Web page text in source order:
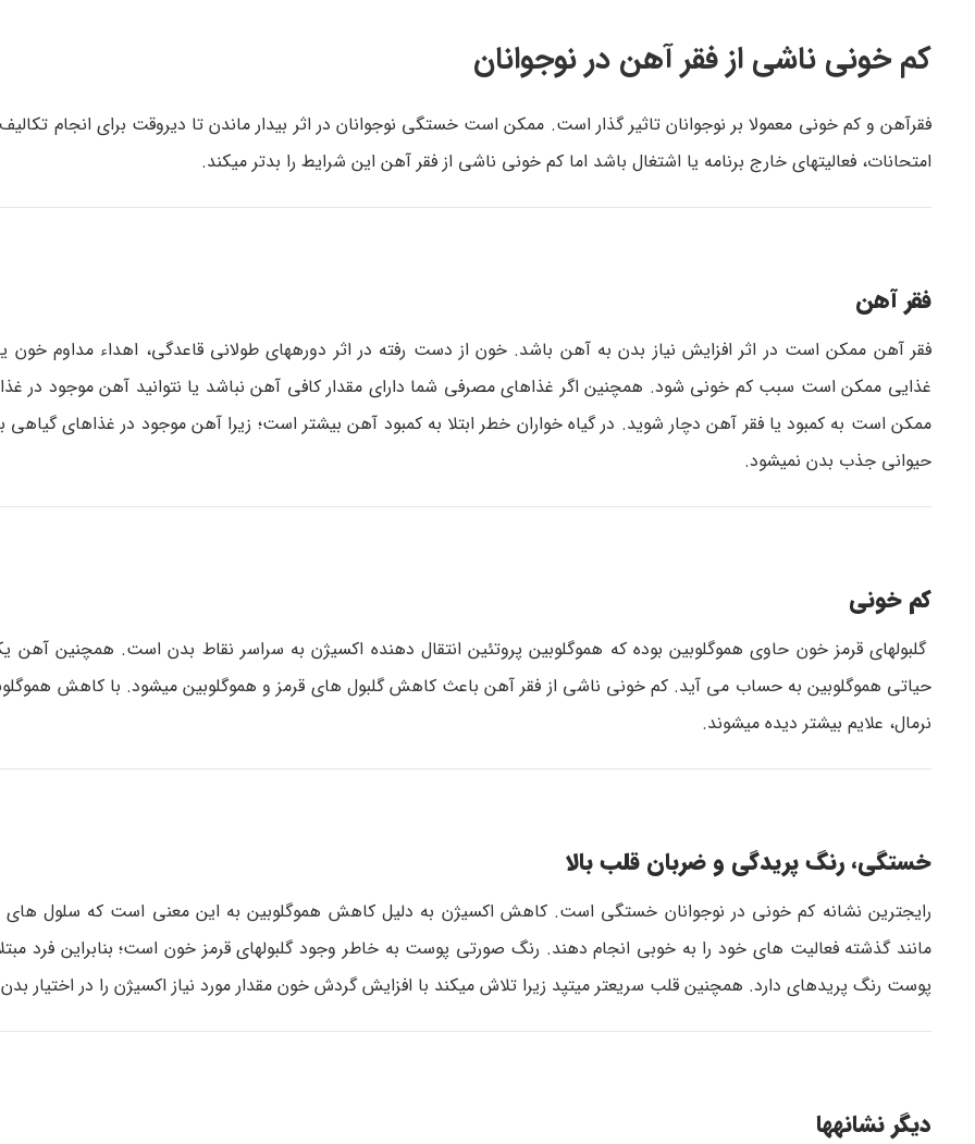
کم خونی ناشی از فقر آهن در نوجوانان
فقرآهن و کم خونی معمولا بر نوجوانان تاثیر گذار است. ممکن است خستگی نوجوانان در اثر بیدار ماندن تا دیروقت برای انجام
امتحانات، فعالیت­های خارج برنامه یا اشتغال باشد اما کم خونی ناشی از فقر آهن این شرایط را بدتر می­کند.
فقر آهن
فقر آهن ممکن است در اثر افزایش نیاز بدن به آهن باشد. خون از دست رفته در اثر دوره­های طولانی قاعدگی، اهداء مداوم خون
غذایی ممکن است سبب کم خونی شود. همچنین اگر غذاهای مصرفی شما دارای مقدار کافی آهن نباشد یا نتوانید آهن موجود در
ممکن است به کمبود یا فقر آهن دچار شوید. در گیاه خواران خطر ابتلا به کمبود آهن بیشتر است؛ زیرا آهن موجود در غذاهای گیاهی
حیوانی جذب بدن نمی­شود.
کم خونی
گلبول­های قرمز خون حاوی هموگلوبین بوده که هموگلوبین پروتئین انتقال دهنده اکسیژن به سراسر نقاط بدن است. همچنین آهن
حیاتی هموگلوبین به حساب می آید. کم خونی ناشی از فقر آهن باعث کاهش گلبول های قرمز و هموگلوبین می­شود. با کاهش
نرمال، علایم بیشتر دیده می­شوند.
خستگی، رنگ پریدگی و ضربان قلب بالا
رایج­ترین نشانه کم خونی در نوجوانان خستگی است. کاهش اکسیژن به دلیل کاهش هموگلوبین به این معنی است که سلول های
مانند گذشته فعالیت های خود را به خوبی انجام دهند. رنگ صورتی پوست به خاطر وجود گلبول­های قرمز خون است؛ بنابراین فرد
پوست رنگ پریده­ای دارد. همچنین قلب سریعتر می­تپد زیرا تلاش می­کند با افزایش گردش خون مقدار مورد نیاز اکسیژن را در اختیار
دیگر نشانه­ها